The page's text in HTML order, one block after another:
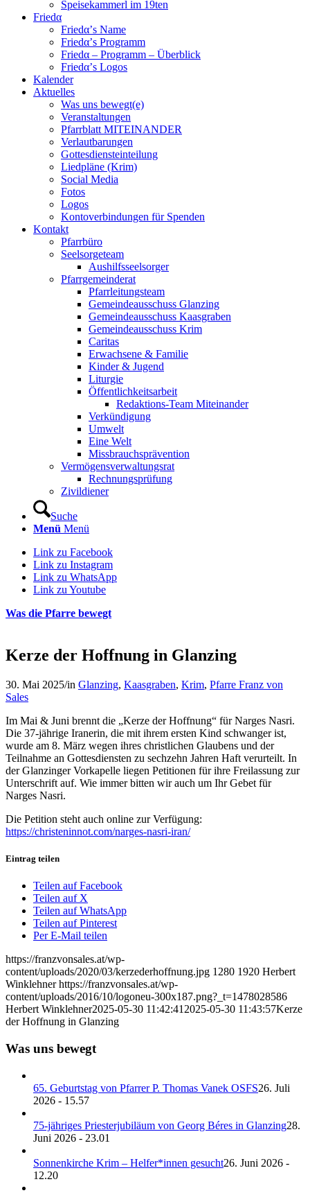
Speisekammerl im 19ten
Friedα
Friedα’s Name
Friedα’s Programm
Friedα – Programm – Überblick
Friedα’s Logos
Kalender
Aktuelles
Was uns bewegt(e)
Veranstaltungen
Pfarrblatt MITEINANDER
Verlautbarungen
Gottesdiensteinteilung
Liedpläne (Krim)
Social Media
Fotos
Logos
Kontoverbindungen für Spenden
Kontakt
Pfarrbüro
Seelsorgeteam
Aushilfsseelsorger
Pfarrgemeinderat
Pfarrleitungsteam
Gemeindeausschuss Glanzing
Gemeindeausschuss Kaasgraben
Gemeindeausschuss Krim
Caritas
Erwachsene & Familie
Kinder & Jugend
Liturgie
Öffentlichkeitsarbeit
Redaktions-Team Miteinander
Verkündigung
Umwelt
Eine Welt
Missbrauchsprävention
Vermögensverwaltungsrat
Rechnungsprüfung
Zivildiener
Suche
Menü Menü
Link zu Facebook
Link zu Instagram
Link zu WhatsApp
Link zu Youtube
Was die Pfarre bewegt
Kerze der Hoffnung in Glanzing
30. Mai 2025/in Glanzing, Kaasgraben, Krim, Pfarre Franz von
Sales
Im Mai & Juni brennt die „Kerze der Hoffnung“ für Narges Nasri.
Die 37-jährige Iranerin, die mit ihrem ersten Kind schwanger ist,
wurde am 8. März wegen ihres christlichen Glaubens und der
Teilnahme an Gottesdiensten zu sechzehn Jahren Haft verurteilt. In
der Glanzinger Vorkapelle liegen Petitionen für ihre Freilassung zur
Unterschrift auf. Wie immer bitten wir auch um Ihr Gebet für
Narges Nasri.
Die Petition steht auch online zur Verfügung:
https://christeninnot.com/narges-nasri-iran/
Eintrag teilen
Teilen auf Facebook
Teilen auf X
Teilen auf WhatsApp
Teilen auf Pinterest
Per E-Mail teilen
https://franzvonsales.at/wp-
content/uploads/2020/03/kerzederhoffnung.jpg 1280 1920 Herbert
Winklehner https://franzvonsales.at/wp-
content/uploads/2016/10/logoneu-300x187.png?_t=1478028586
Herbert Winklehner2025-05-30 11:42:41 2025-05-30 11:43:57Kerze
der Hoffnung in Glanzing
Was uns bewegt
65. Geburtstag von Pfarrer P. Thomas Vanek OSFS26. Juli
2026 - 15.57
75-jähriges Priesterjubiläum von Georg Béres in Glanzing28.
Juni 2026 - 23.01
Sonnenkirche Krim – Helfer*innen gesucht26. Juni 2026 -
12.20